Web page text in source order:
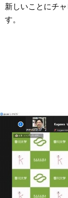
新しいことにチ
す。